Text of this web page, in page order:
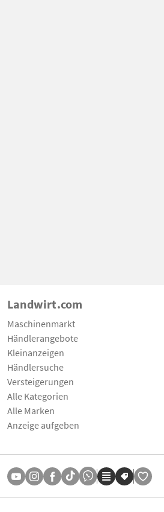
Landwirt.com
Maschinenmarkt
Händlerangebote
Kleinanzeigen
Händlersuche
Versteigerungen
Alle Kategorien
Alle Marken
Anzeige aufgeben